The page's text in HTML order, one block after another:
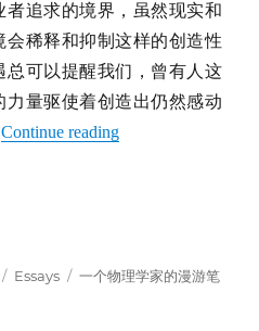
追求的境界，虽然现实和
稀释和抑制这样的创造性
总可以提醒我们，曾有人这
量驱使着创造出仍然感动
Continue reading
Categories
Essays Tags
一个物理学家的漫游笔